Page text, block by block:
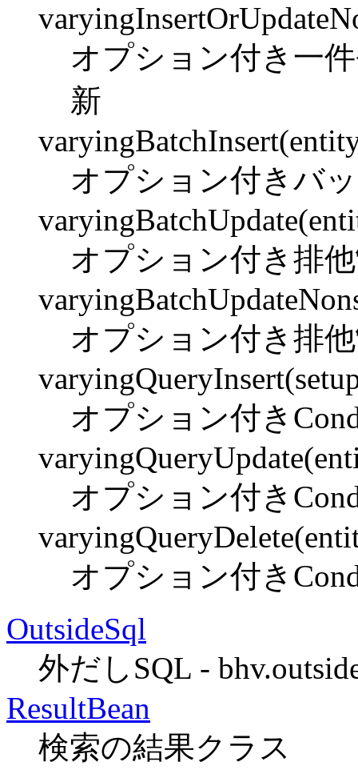
オプション付き一
新
オプション付きバ
オプション付き排他
オプション付き排他
オプション付き
オプション付き
オプション付き
OutsideSql
外だしSQL -
ResultBean
検索の結果クラス